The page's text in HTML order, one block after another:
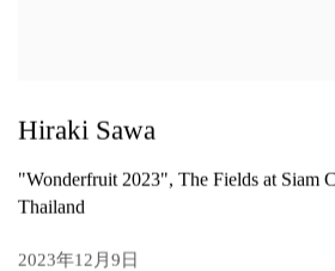
Hiraki Sawa
"Wonderfruit 2023", The Fields at Siam
Thailand
2023年12月9日